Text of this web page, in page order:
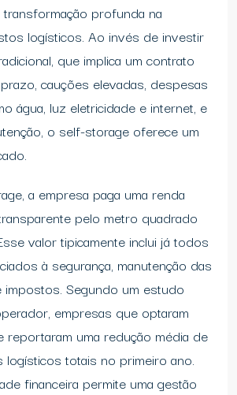
profunda na
logísticos. Ao invés de investir
que implica um contrato
cauções elevadas, despesas
água, luz eletricidade e internet, e
o self-storage oferece um
a empresa paga uma renda
pelo metro quadrado
valor tipicamente inclui já todos
à segurança, manutenção das
impostos. Segundo um estudo
empresas que optaram
uma redução média de
logísticos totais no primeiro ano.
financeira permite uma gestão